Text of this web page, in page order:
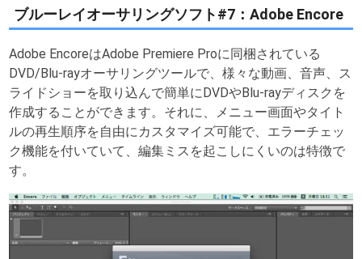
ブルーレイオーサリングソフト#7：Adobe Encore
Adobe EncoreはAdobe Premiere Proに同梱されている
DVD/Blu-rayオーサリングツールで、様々な動画、音声、ス
ライドショーを取り込んで簡単にDVDやBlu-rayディスクを
作成することができます。それに、メニュー画面やタイト
ルの再生順序を自由にカスタマイズ可能で、エラーチェッ
ク機能を付いていて、編集ミスを起こしにくいのは特徴で
す。